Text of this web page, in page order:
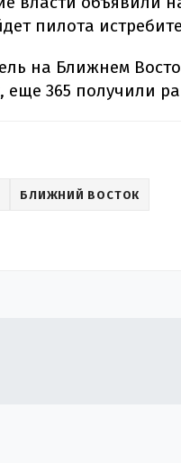
пилота
на Ближнем
, еще 365 получили
БЛИЖНИЙ ВОСТОК